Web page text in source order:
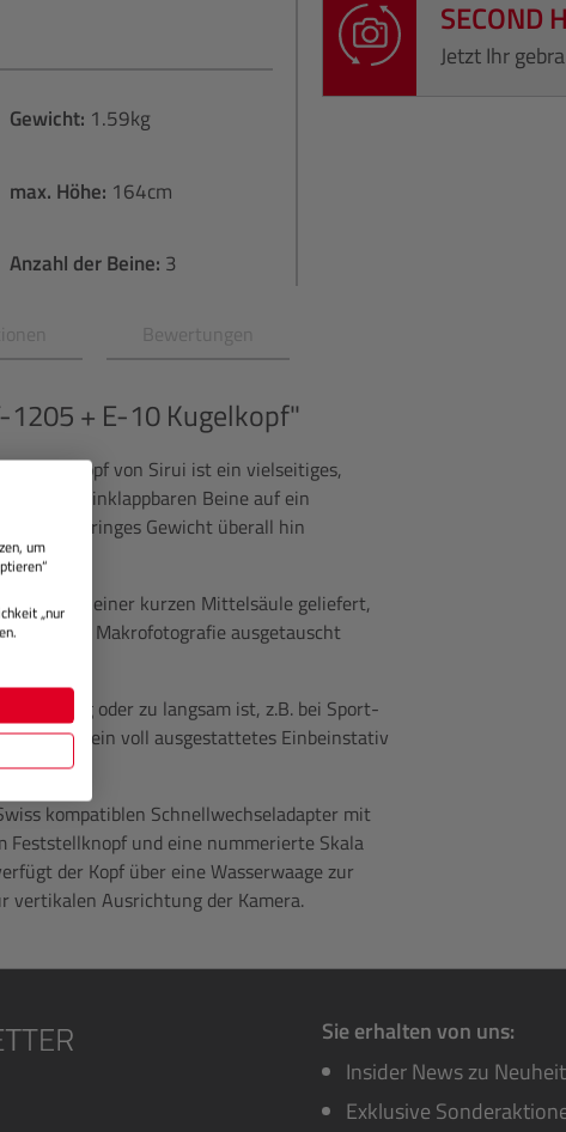
Gewicht: 1.59kg
max. Höhe: 164cm
Anzahl der Beine: 3
SECOND
Jetzt Ihr
Bewertungen
1205 + E-10 Kugelkopf"
Kugelkopf von Sirui ist ein vielseitiges,
seine einklappbaren Beine auf ein
sein geringes Gewicht überall hin
und einer kurzen Mittelsäule geliefert,
oder Makrofotografie ausgetauscht
sperrig oder zu langsam ist, z.B. bei Sport-
und in ein voll ausgestattetes Einbeinstativ
kompatiblen Schnellwechseladapter mit
Feststellknopf und eine nummerierte Skala
der Kopf über eine Wasserwaage zur
vertikalen Ausrichtung der Kamera.
Sie erhalten von uns:
Insider News zu
Exklusive
um
„nur